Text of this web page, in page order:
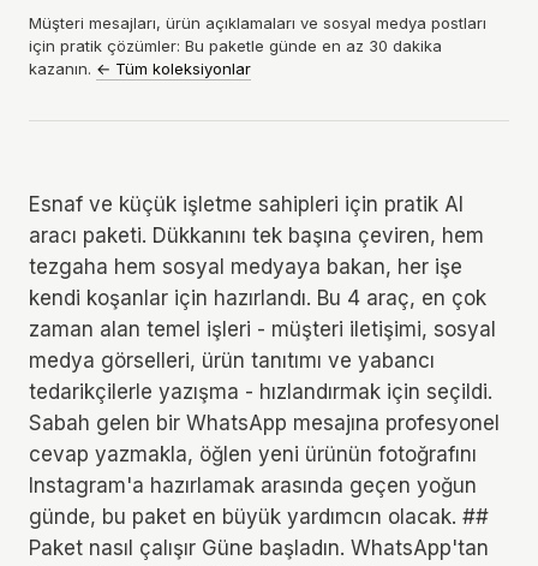
Müşteri mesajları, ürün açıklamaları ve sosyal medya postları
için pratik çözümler: Bu paketle günde en az 30 dakika
kazanın. ← Tüm koleksiyonlar
Esnaf ve küçük işletme sahipleri için pratik AI
aracı paketi. Dükkanını tek başına çeviren, hem
tezgaha hem sosyal medyaya bakan, her işe
kendi koşanlar için hazırlandı. Bu 4 araç, en çok
zaman alan temel işleri - müşteri iletişimi, sosyal
medya görselleri, ürün tanıtımı ve yabancı
tedarikçilerle yazışma - hızlandırmak için seçildi.
Sabah gelen bir WhatsApp mesajına profesyonel
cevap yazmakla, öğlen yeni ürünün fotoğrafını
Instagram'a hazırlamak arasında geçen yoğun
günde, bu paket en büyük yardımcın olacak. ##
Paket nasıl çalışır Güne başladın. WhatsApp'tan